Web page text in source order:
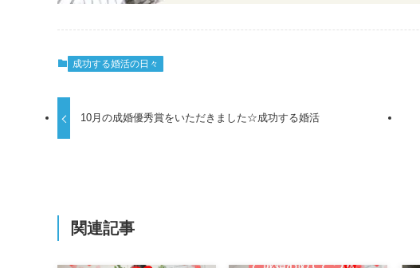
成功する婚活の日々
10月の成婚優秀賞をいただきました☆成功する婚活
関連記事